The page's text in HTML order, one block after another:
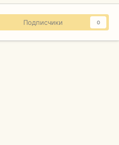
Подписчики 0